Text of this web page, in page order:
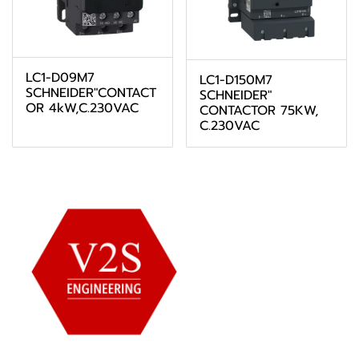
LC1-D09M7
SCHNEIDER"CONTACT
OR 4kW,C.230VAC
LC1-D150M7
SCHNEIDER"
CONTACTOR 75KW,
C.230VAC